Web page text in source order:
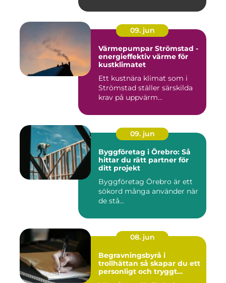
09. jun
Värmepumpar Strömstad -
energieffektiv värme för
kustklimatet
Ett kustnära klimat som i
Strömstad ställer särskilda
krav på uppvärm...
09. jun
Byggföretag i Örebro: Så
hittar du rätt partner för
ditt projekt
Byggföretag Örebro är ett
sökord många använder när
de stå...
08. jun
Begravningsbyrå i
trollhättan så skapar du ett
personligt och tryggt